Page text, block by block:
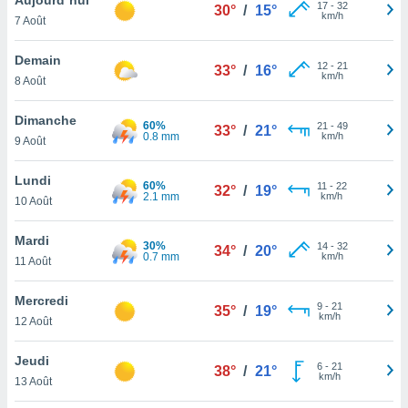
et
»,
au
vous
qu'ils
ou
le
ainsi
un
la
du
7 Août
30° / 15° 17- 32
km/h
Demain
8 Août
33° / 16° 12- 21
km/h
Dimanche
9 Août
60%
0.8 mm
33° / 21° 21 - 49
km/h
Lundi
10 Août
60%
2.1 mm
32° / 19° 11 - 22
km/h
Mardi
11 Août
30%
0.7 mm
34° / 20° 14- 32
km/h
Mercredi
12 Août
35° / 19° 9- 21
km/h
Jeudi
13 Août
38° / 21° 6- 21
km/h